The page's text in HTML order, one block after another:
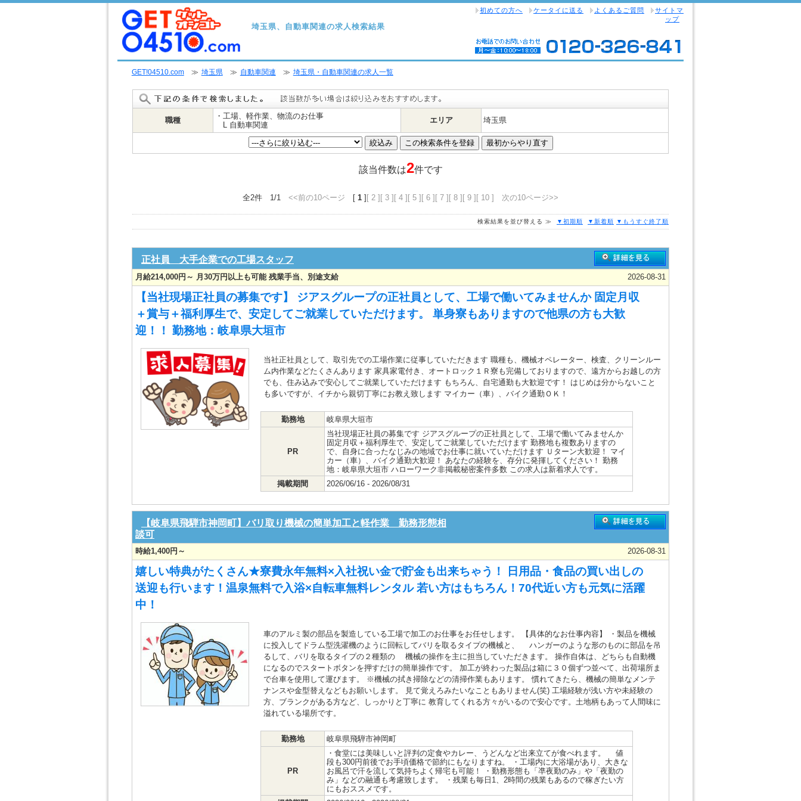
埼玉県、自動車関連の求人検索結果
初めての方へ ケータイに送る よくあるご質問
サイトマ
ップ
GET!04510.com≫ 埼玉県≫ 自動車関連 ≫ 埼玉県・自動車関連の求人一覧
職種
・工場、軽作業、物流のお仕事
L 自動車関連
エリア 埼玉県
該当件数は2件です
全2件 1/1 <<前の10ページ [ 1 ] [ 2 ] [ 3 ] [ 4 ] [ 5 ] [ 6 ] [ 7 ] [ 8 ] [ 9 ] [ 10 ] 次の10ページ>>
検索結果を並び替える ≫ ▼初期順 ▼新着順 ▼もうすぐ終了順
正社員 大手企業での工場スタッフ
月給214,000円～ 月30万円以上も可能 残業手当、別途支給 2026-08-31
【当社現場正社員の募集です】 ジアスグループの正社員として、工場で働いてみませんか 固定月収
＋賞与＋福利厚生で、安定してご就業していただけます。 単身寮もありますので他県の方も大歓
迎！！ 勤務地：岐阜県大垣市
当社正社員として、取引先での工場作業に従事していただきます 職種も、機械オペレーター、検査、クリーンルー
ム内作業などたくさんあります 家具家電付き、オートロック１Ｒ寮も完備しておりますので、遠方からお越しの方
でも、住み込みで安心してご就業していただけます もちろん、自宅通勤も大歓迎です！ はじめは分からないこと
も多いですが、イチから親切丁寧にお教え致します マイカー（車）、バイク通勤ＯＫ！
勤務地 岐阜県大垣市
PR
当社現場正社員の募集です ジアスグループの正社員として、工場で働いてみませんか
固定月収＋福利厚生で、安定してご就業していただけます 勤務地も複数ありますの
で、自身に合ったなじみの地域でお仕事に就いていただけます Ｕターン大歓迎！ マイ
カー（車）、バイク通勤大歓迎！ あなたの経験を、存分に発揮してください！ 勤務
地：岐阜県大垣市 ハローワーク非掲載秘密案件多数 この求人は新着求人です。
掲載期間
2026/06/16 - 2026/08/31
【岐阜県飛騨市神岡町】バリ取り機械の簡単加工と軽作業 勤務形態相
談可
時給1,400円～ 2026-08-31
嬉しい特典がたくさん★寮費永年無料×入社祝い金で貯金も出来ちゃう！ 日用品・食品の買い出しの
送迎も行います！温泉無料で入浴×自転車無料レンタル 若い方はもちろん！70代近い方も元気に活躍
中！
車のアルミ製の部品を製造している工場で加工のお仕事をお任せします。 【具体的なお仕事内容】 ・製品を機械
に投入してドラム型洗濯機のように回転してバリを取るタイプの機械と、 ハンガーのような形のものに部品を吊
るして、バリを取るタイプの２種類の 機械の操作を主に担当していただきます。 操作自体は、どちらも自動機
になるのでスタートボタンを押すだけの簡単操作です。 加工が終わった製品は箱に３０個ずつ並べて、出荷場所ま
で台車を使用して運びます。 ※機械の拭き掃除などの清掃作業もあります。 慣れてきたら、機械の簡単なメンテ
ナンスや金型替えなどもお願いします。 見て覚えろみたいなこともありません(笑) 工場経験が浅い方や未経験の
方、ブランクがある方など、しっかりと丁寧に 教育してくれる方々がいるので安心です。土地柄もあって人間味に
溢れている場所です。
勤務地 岐阜県飛騨市神岡町
PR
・食堂には美味しいと評判の定食やカレー、うどんなど出来立てが食べれます。 値
段も300円前後でお手頃価格で節約にもなりますね。 ・工場内に大浴場があり、大きな
お風呂で汗を流して気持ちよく帰宅も可能！ ・勤務形態も「凖夜勤のみ」や「夜勤の
み」などの融通も考慮致します。 ・残業も毎日1、2時間の残業もあるので稼ぎたい方
にもおススメです。